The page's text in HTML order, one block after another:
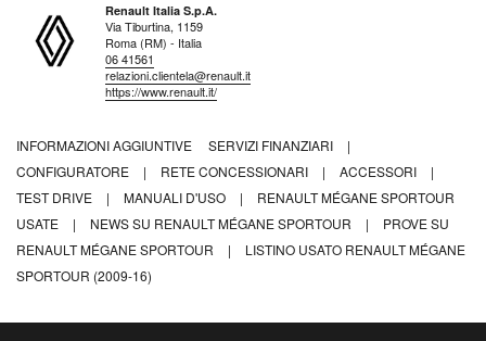
Renault Italia S.p.A.
Via Tiburtina, 1159
Roma (RM) - Italia
06 41561
relazioni.clientela@renault.it
https://www.renault.it/
INFORMAZIONI AGGIUNTIVE SERVIZI FINANZIARI
|
CONFIGURATORE
| RETE CONCESSIONARI | ACCESSORI
|
TEST DRIVE
| MANUALI D'USO |
RENAULT MÉGANE SPORTOUR
USATE
| NEWS SU RENAULT MÉGANE SPORTOUR |
PROVE SU
RENAULT MÉGANE SPORTOUR
|
LISTINO USATO RENAULT MÉGANE
SPORTOUR (2009-16)